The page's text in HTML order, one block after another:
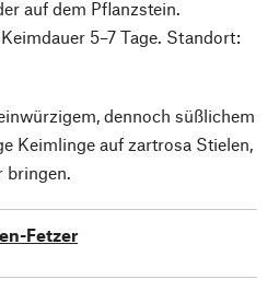
auf dem Pflanzstein.
5–7 Tage. Standort:
dennoch süßlichem
Keimlinge auf zartrosa Stielen,
bringen.
Fetzer